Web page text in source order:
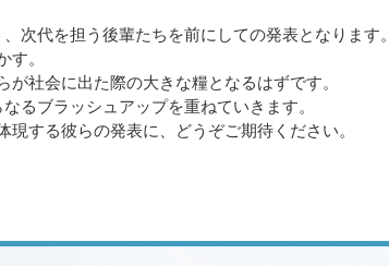
次代を担う後輩たちを前にしての発表となります。
す。
社会に出た際の大きな糧となるはずです。
るブラッシュアップを重ねていきます。
する彼らの発表に、どうぞご期待ください。